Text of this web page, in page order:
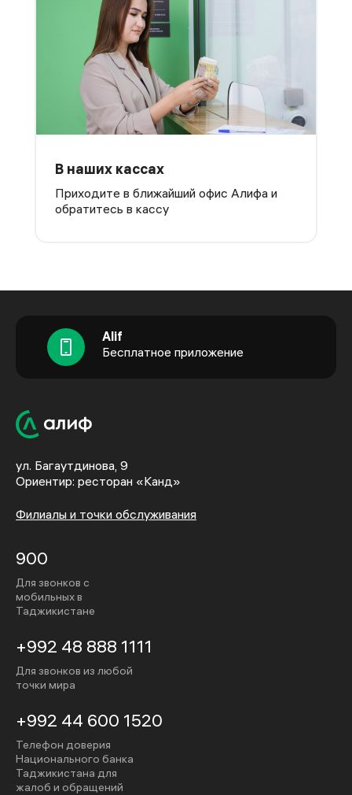
В наших кассах
Приходите в ближайший офис Алифа и
обратитесь в кассу
Alif
Бесплатное приложение
ул. Багаутдинова, 9
Ориентир: ресторан «Канд»
Филиалы и точки обслуживания
900
Для звонков с
мобильных в
Таджикистане
+992 48 888 1111
Для звонков из любой
точки мира
+992 44 600 1520
Телефон доверия
Национального банка
Таджикистана для
жалоб и обращений